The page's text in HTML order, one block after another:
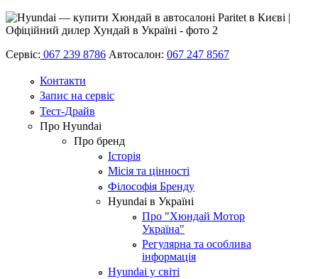
Сервіс: 067 239 8786 Автосалон: 067 247 8567
Контакти
Запис на сервіс
Тест-Драйв
Про Hyundai
Про бренд
Історія
Місія та цінності
Філософія Бренду
Hyundai в Україні
Про "Хюндай Мотор
Україна"
Регулярна та особлива
інформація
Hyundai у світі